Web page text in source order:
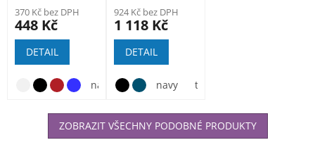
370 Kč bez DPH
448 Kč
DETAIL
navy lah.zelená kamenně šedá
924 Kč bez DPH
1 118 Kč
DETAIL
navy tm.olivová
ZOBRAZIT VŠECHNY PODOBNÉ PRODUKTY